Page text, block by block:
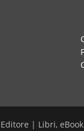
| Libri,